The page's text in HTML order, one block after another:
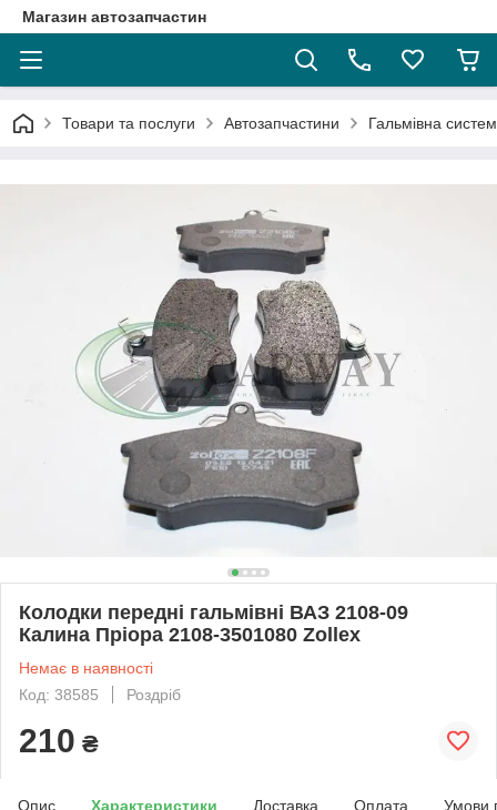
Магазин автозапчастин
Товари та послуги Автозапчастини Гальмівна
Колодки передні гальмівні ВАЗ 2108-09
Калина Пріора 2108-3501080 Zollex
Немає в наявності
Код: 38585
Роздріб
210 ₴
Опис Характеристики Доставка Оплата Умови